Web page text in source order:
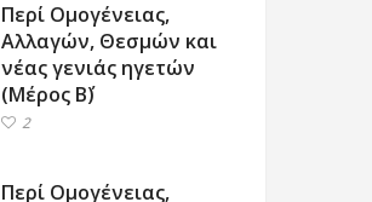
Περί Ομογένειας,
Αλλαγών, Θεσμών και
νέας γενιάς ηγετών
(Μέρος Β΄)
2
Περί Ομογένειας,